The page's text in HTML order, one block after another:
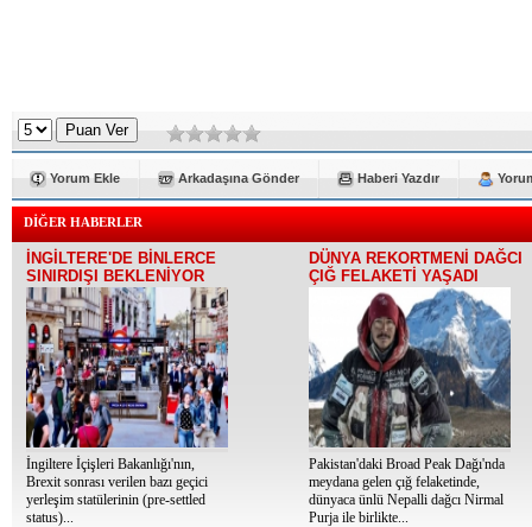
Yorum Ekle Arkadaşına Gönder Haberi Yazdır
DİĞER HABERLER
İNGİLTERE'DE BİNLERCE
SINIRDIŞI BEKLENİYOR
İngiltere İçişleri Bakanlığı'nın,
Brexit sonrası verilen bazı geçici
yerleşim statülerinin (pre-settled
status)...
DÜNYA REKORTMENİ DAĞCI
ÇIĞ FELAKETİ YAŞADI
Pakistan'daki Broad Peak Dağı'nda
meydana gelen çığ felaketinde,
dünyaca ünlü Nepalli dağcı Nirmal
Purja ile birlikte...